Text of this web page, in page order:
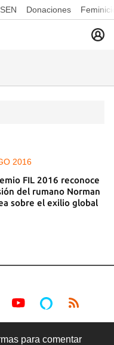
Donaciones
2016
FIL 2016 reconoce
del rumano Norman
sobre el exilio global
para comentar